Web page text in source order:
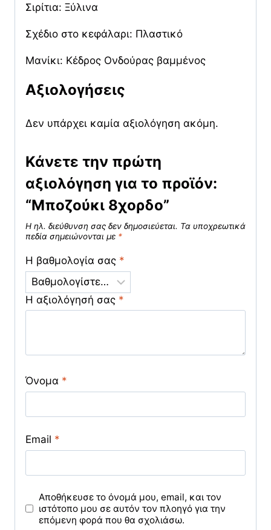
Σιρίτια: Ξύλινα
Σχέδιο στο κεφάλαρι: Πλαστικό
Μανίκι: Κέδρος Ονδούρας βαμμένος
Αξιολογήσεις
Δεν υπάρχει καμία αξιολόγηση ακόμη.
Κάνετε την πρώτη
αξιολόγηση για το προϊόν:
“Μποζούκι 8χορδο”
Η ηλ. διεύθυνση σας δεν δημοσιεύεται. Τα υποχρεωτικά
πεδία σημειώνονται με *
Η βαθμολογία σας *
Η αξιολόγησή σας *
Όνομα *
Email *
Αποθήκευσε το όνομά μου, email, και τον
ιστότοπο μου σε αυτόν τον πλοηγό για την
επόμενη φορά που θα σχολιάσω.